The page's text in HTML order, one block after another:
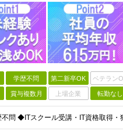
学歴不問 第二新卒OK ベテラン
賞与複数月 上場企業 転勤なし